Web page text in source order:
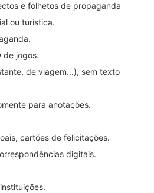
e folhetos de propaganda
ou turística.
de jogos.
de viagem...), sem texto
para anotações.
cartões de felicitações.
digitais.